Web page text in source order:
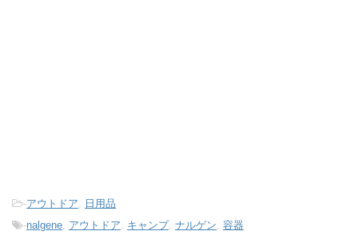
-アウトドア
日用品
-nalgene アウトドア キャンプ, ナルゲン 容器